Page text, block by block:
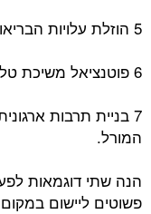
5 הוזלת עלויות הבריאות של העובדים.
6 פוטנציאל משיכת טלנטים להצטרף לארגון.
7 בניית תרבות
המורל.
הנה שתי דוגמאות
פשוטים ליישום